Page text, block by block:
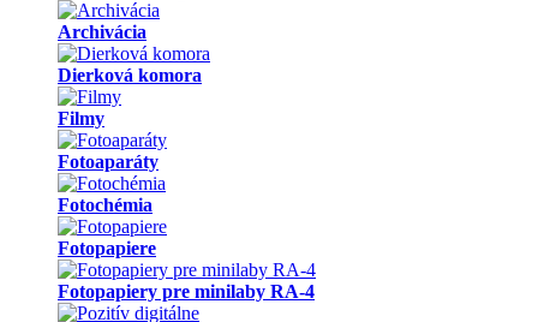
Archivácia
Dierková komora
Filmy
Fotoaparáty
Fotochémia
Fotopapiere
Fotopapiery pre minilaby RA-4